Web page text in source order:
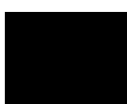
Nosotros